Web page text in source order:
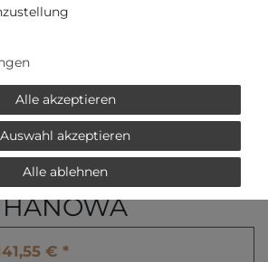
Versandkosten
PRODUKTE
HANOWA
€ *
Alle akzeptieren
Auswahl akzeptieren
Alle ablehnen